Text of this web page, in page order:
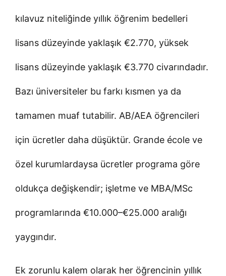
kılavuz niteliğinde yıllık öğrenim bedelleri
lisans düzeyinde yaklaşık €2.770, yüksek
lisans düzeyinde yaklaşık €3.770 civarındadır.
Bazı üniversiteler bu farkı kısmen ya da
tamamen muaf tutabilir. AB/AEA öğrencileri
için ücretler daha düşüktür. Grande école ve
özel kurumlardaysa ücretler programa göre
oldukça değişkendir; işletme ve MBA/MSc
programlarında €10.000–€25.000 aralığı
yaygındır.
Ek zorunlu kalem olarak her öğrencinin yıllık